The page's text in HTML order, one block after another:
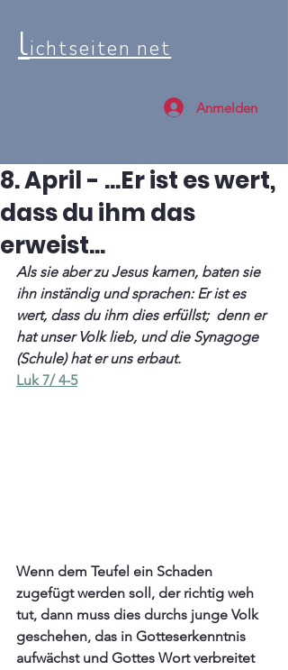
lichtseiten net
Anmelden
8. April - ...Er ist es wert,
dass du ihm das
erweist...
Als sie aber zu Jesus kamen, baten sie
ihn inständig und sprachen: Er ist es
wert, dass du ihm dies erfüllst;  denn er
hat unser Volk lieb, und die Synagoge
(Schule) hat er uns erbaut.
Luk 7/ 4-5
Wenn dem Teufel ein Schaden
zugefügt werden soll, der richtig weh
tut, dann muss dies durchs junge Volk
geschehen, das in Gotteserkenntnis
aufwächst und Gottes Wort verbreitet